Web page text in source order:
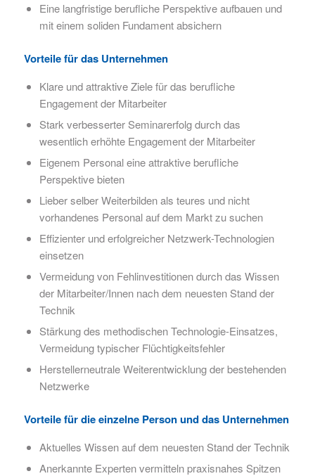
Eine langfristige berufliche Perspektive aufbauen und
mit einem soliden Fundament absichern
Vorteile für das Unternehmen
Klare und attraktive Ziele für das berufliche
Engagement der Mitarbeiter
Stark verbesserter Seminarerfolg durch das
wesentlich erhöhte Engagement der Mitarbeiter
Eigenem Personal eine attraktive berufliche
Perspektive bieten
Lieber selber Weiterbilden als teures und nicht
vorhandenes Personal auf dem Markt zu suchen
Effizienter und erfolgreicher Netzwerk-Technologien
einsetzen
Vermeidung von Fehlinvestitionen durch das Wissen
der Mitarbeiter/Innen nach dem neuesten Stand der
Technik
Stärkung des methodischen Technologie-Einsatzes,
Vermeidung typischer Flüchtigkeitsfehler
Herstellerneutrale Weiterentwicklung der bestehenden
Netzwerke
Vorteile für die einzelne Person und das Unternehmen
Aktuelles Wissen auf dem neuesten Stand der Technik
Anerkannte Experten vermitteln praxisnahes Spitzen